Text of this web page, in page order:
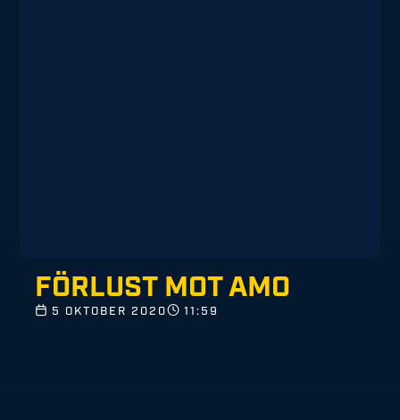
FÖRLUST MOT AMO
5 OKTOBER 2020 11:59